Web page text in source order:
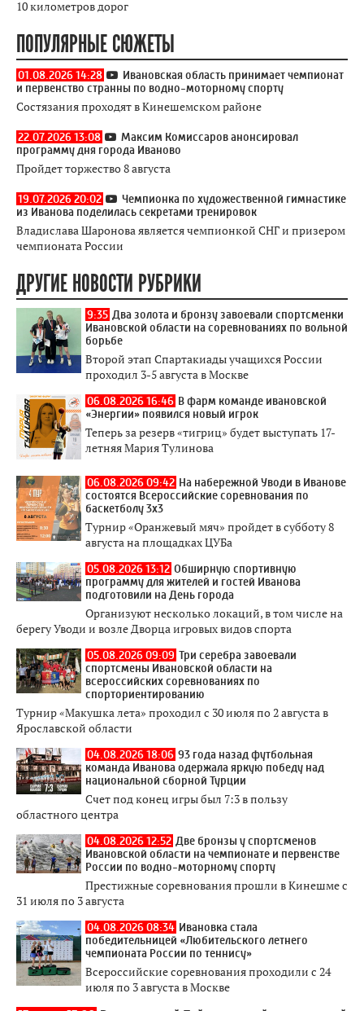
10 километров дорог
ПОПУЛЯРНЫЕ СЮЖЕТЫ
01.08.2026 14:28
Ивановская область принимает чемпионат
и первенство странны по водно-моторному спорту
Состязания проходят в Кинешемском районе
22.07.2026 13:08
Максим Комиссаров анонсировал
программу дня города Иваново
Пройдет торжество 8 августа
19.07.2026 20:02
Чемпионка по художественной гимнастике
из Иванова поделилась секретами тренировок
Владислава Шаронова является чемпионкой СНГ и призером
чемпионата России
ДРУГИЕ НОВОСТИ РУБРИКИ
9:35 Два золота и бронзу завоевали спортсменки
Ивановской области на соревнованиях по вольной
борьбе
Второй этап Спартакиады учащихся России
проходил 3-5 августа в Москве
06.08.2026 16:46 В фарм команде ивановской
«Энергии» появился новый игрок
Теперь за резерв «тигриц» будет выступать 17-
летняя Мария Тулинова
06.08.2026 09:42 На набережной Уводи в Иванове
состоятся Всероссийские соревнования по
баскетболу 3x3
Турнир «Оранжевый мяч» пройдет в субботу 8
августа на площадках ЦУБа
05.08.2026 13:12 Обширную спортивную
программу для жителей и гостей Иванова
подготовили на День города
Организуют несколько локаций, в том числе на
берегу Уводи и возле Дворца игровых видов спорта
05.08.2026 09:09 Три серебра завоевали
спортсмены Ивановской области на
всероссийских соревнованиях по
спорториентированию
Турнир «Макушка лета» проходил с 30 июля по 2 августа в
Ярославской области
04.08.2026 18:06 93 года назад футбольная
команда Иванова одержала яркую победу над
национальной сборной Турции
Счет под конец игры был 7:3 в пользу
областного центра
04.08.2026 12:52 Две бронзы у спортсменов
Ивановской области на чемпионате и первенстве
России по водно-моторному спорту
Престижные соревнования прошли в Кинешме с
31 июля по 3 августа
04.08.2026 08:34 Ивановка стала
победительницей «Любительского летнего
чемпионата России по теннису»
Всероссийские соревнования проходили с 24
июля по 3 августа в Москве